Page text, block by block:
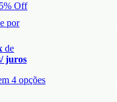
5% Off
por
de
juros
4 opções